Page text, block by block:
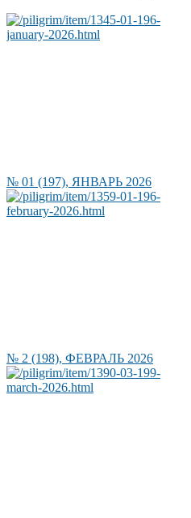
№ 01 (197), ЯНВАРЬ 2026
№ 2 (198), ФЕВРАЛЬ 2026